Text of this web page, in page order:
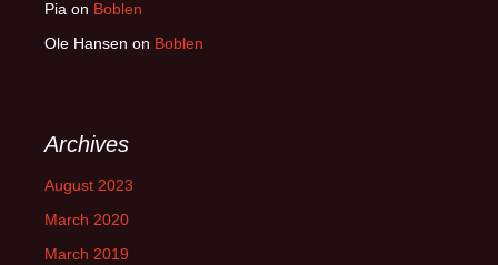
Pia on Boblen
Ole Hansen on Boblen
Archives
August 2023
March 2020
March 2019